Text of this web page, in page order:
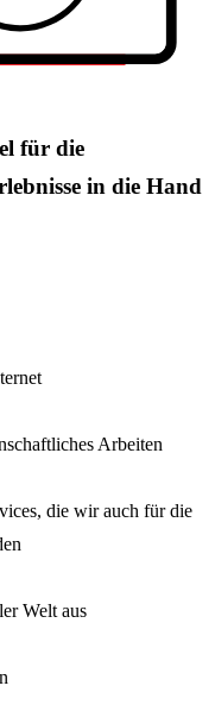
für die
in die Hand
Arbeiten
die wir auch für die
Welt aus